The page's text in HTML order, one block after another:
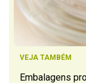
VEJA TAMBÉM
Embalagens